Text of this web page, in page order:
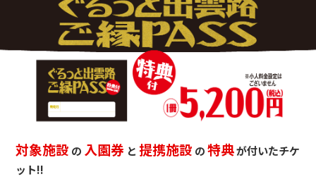
対象施設 の 入園券 と提携施設 の特典が付いたチケ
ット!!